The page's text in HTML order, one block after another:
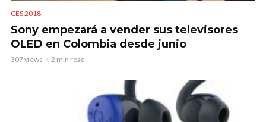
CES 2018
Sony empezará a vender sus televisores
OLED en Colombia desde junio
307 views 2 min read